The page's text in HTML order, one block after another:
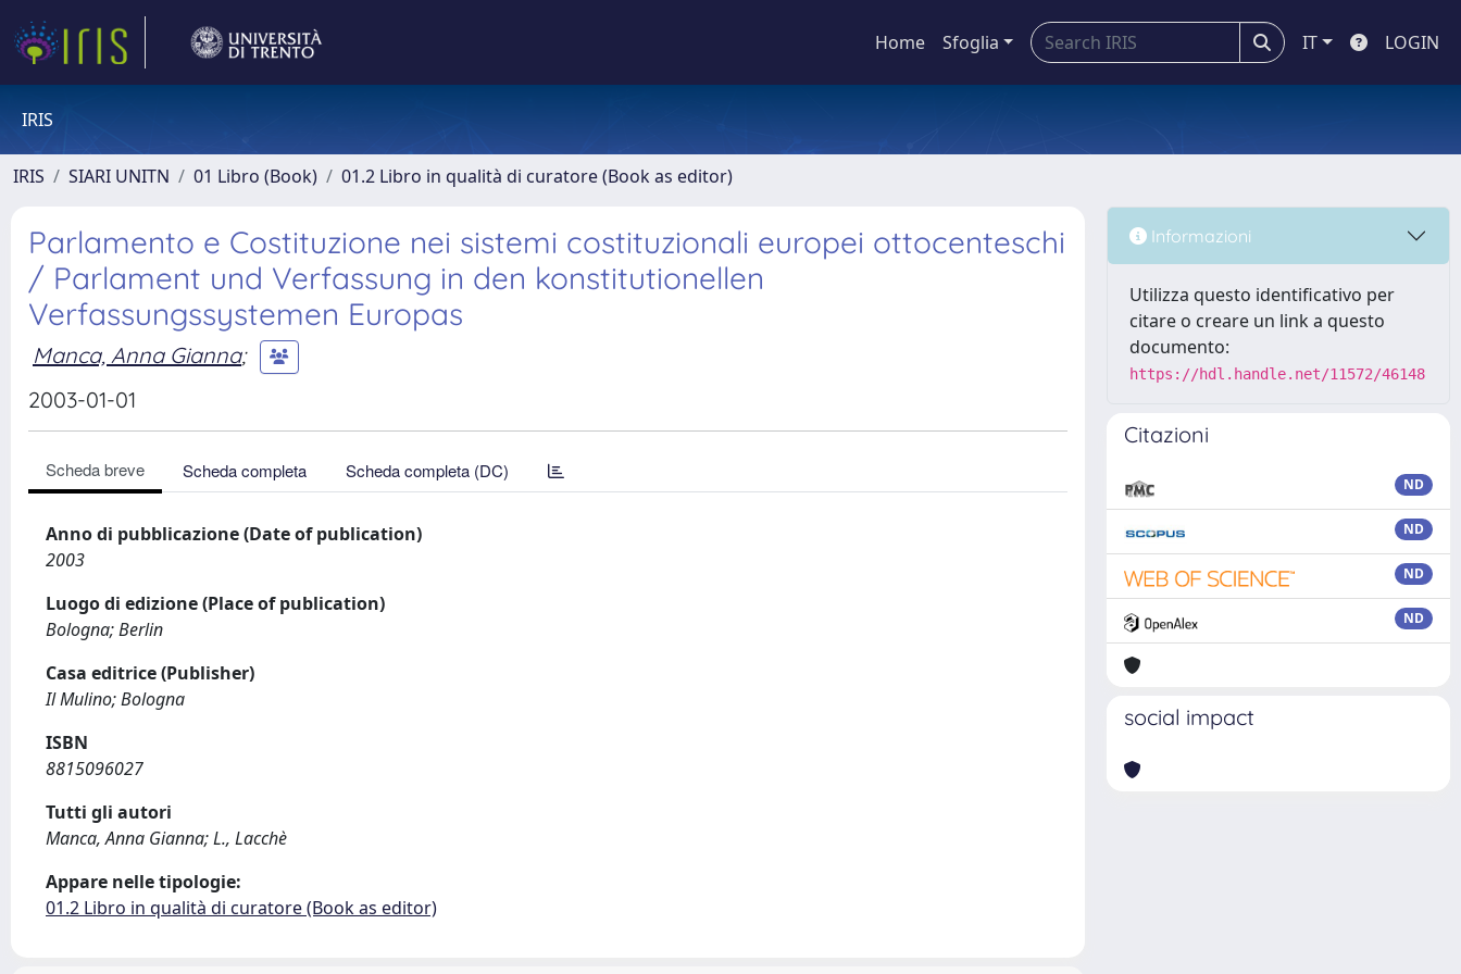
Home Sfoglia IT LOGIN
IRIS
IRIS SIARI UNITN 01 Libro (Book) 01.2 Libro in qualità di curatore (Book as editor)
Parlamento e Costituzione nei sistemi costituzionali europei ottocenteschi
/ Parlament und Verfassung in den konstitutionellen
Verfassungssystemen Europas
Manca, Anna Gianna;
2003-01-01
Scheda breve Scheda completa Scheda completa (DC)
Anno di pubblicazione (Date of publication)
2003
Luogo di edizione (Place of publication)
Bologna; Berlin
Casa editrice (Publisher)
Il Mulino; Bologna
ISBN
8815096027
Tutti gli autori
Manca, Anna Gianna; L., Lacchè
Appare nelle tipologie:
01.2 Libro in qualità di curatore (Book as editor)
Informazioni
Utilizza questo identificativo per
citare o creare un link a questo
documento:
https://hdl.handle.net/11572/46148
Citazioni
ND
ND
ND
ND
social impact